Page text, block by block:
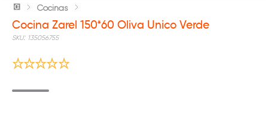
Cocinas
Cocina Zarel 150*60 Oliva Unico Verde
: 135056755